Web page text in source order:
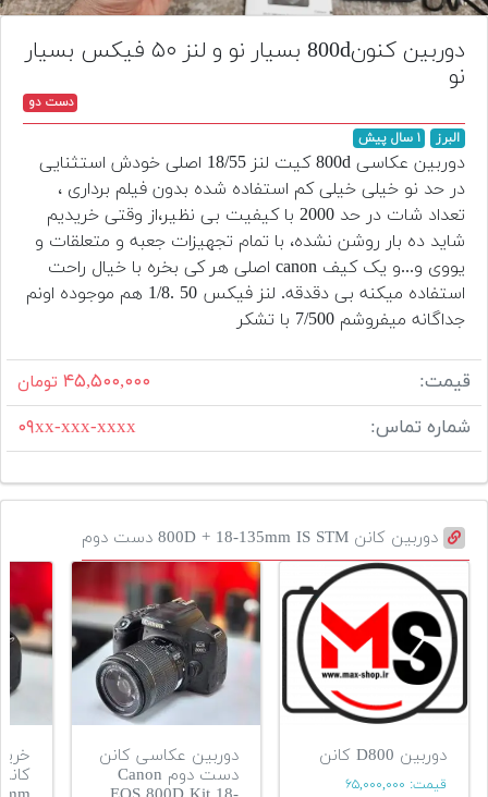
تجهیزات
مکث
پلاس
افزودن
محصول
دست
دوم
لیست
قیمت
دوربین
دوربین کنون800d بسیار نو و لنز ۵۰ فیکس بسیار
نو
دست دو
البرز ۱ سال پیش
دوربین عکاسی 800d کیت لنز 18/55 اصلی خودش استثنایی
در حد نو خیلی خیلی کم استفاده شده بدون فیلم برداری ،
تعداد شات در حد 2000 با کیفیت بی نظیر،از وقتی خریدیم
شاید ده بار روشن نشده، با تمام تجهیزات جعبه و متعلقات و
یووی و...و یک کیف canon اصلی هر کی بخره با خیال راحت
استفاده میکنه بی دقدقه. لنز فیکس 50 .1/8 هم موجوده اونم
جداگانه میفروشم 7/500 با تشکر
قیمت: ۴۵,۵۰۰,۰۰۰ تومان
شماره تماس: ۰۹xx-xxx-xxxx
دوربین کانن 800D + 18-135mm IS STM دست دوم
دوربین D800 کانن
قیمت: ۶۵,۰۰۰,۰۰۰
دوربین عکاسی کانن
دست دوم Canon